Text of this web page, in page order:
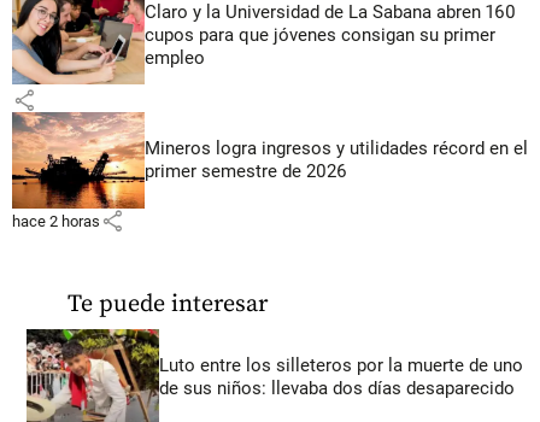
Claro y la Universidad de La Sabana abren 160
cupos para que jóvenes consigan su primer
empleo
share
Mineros logra ingresos y utilidades récord en el
primer semestre de 2026
hace 2 horas share
Te puede interesar
Luto entre los silleteros por la muerte de uno
de sus niños: llevaba dos días desaparecido